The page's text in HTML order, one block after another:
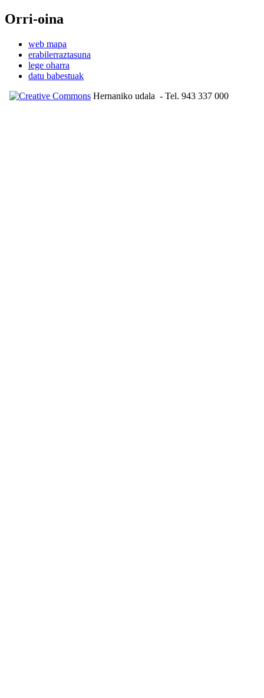
Orri-oina
web mapa
erabilerraztasuna
lege oharra
datu babestuak
Hernaniko udala - Tel. 943 337 000